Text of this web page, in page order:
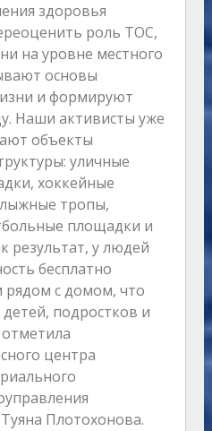
здоровья
роль ТОС,
на уровне местного
основы
и формируют
Наши активисты уже
объекты
уличные
хоккейные
тропы,
площадки и
результат, у людей
бесплатно
рядом с домом, что
подростков и
центра
Плотохонова.